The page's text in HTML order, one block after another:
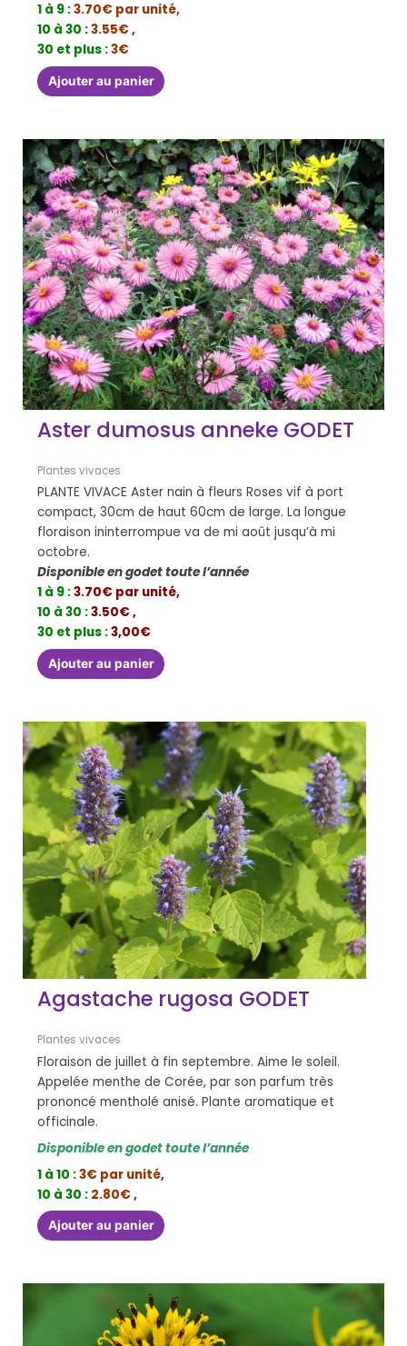
1 à 9 :3.70€ par unité,
10 à 30 :3.55€,
30 et plus :3€
Ajouter au panier
Aster dumosus anneke GODET
Plantes vivaces
PLANTE VIVACE Aster nain à fleurs Roses vif à port
compact, 30cm de haut 60cm de large. La longue
floraison ininterrompue va de mi août jusqu’à mi
octobre.
Disponible en godet toute l’année
1 à 9 :3.70€ par unité,
10 à 30 :3.50€ ,
30 et plus :3,00€
Ajouter au panier
Agastache rugosa GODET
Plantes vivaces
Floraison de juillet à fin septembre. Aime le soleil.
Appelée menthe de Corée, par son parfum très
prononcé mentholé anisé. Plante aromatique et
officinale.
Disponible en godet toute l’année
1 à 10 :3€ par unité,
10 à 30 : 2.80€,
Ajouter au panier